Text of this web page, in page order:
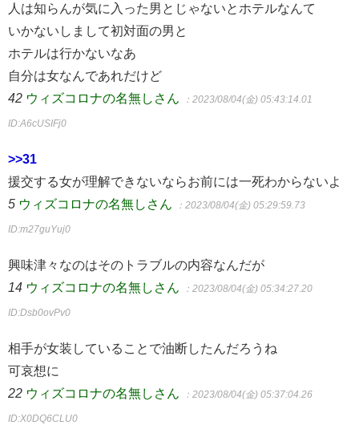
人は知らんが気に入った男とじゃないとホテルなんて
いかないしまして初対面の男と
ホテルは行かないなあ
自分は女なんであれだけど
42 ウィズコロナの名無しさん ：2023/08/04(金) 05:43:14.01
ID:A6cUSIFj0
>>31
援交する女が理解できないならお前には一死わからないよ
5 ウィズコロナの名無しさん ：2023/08/04(金) 05:29:59.73
ID:m27guYuj0
興味津々なのはそのトラブルの内容なんだが
14 ウィズコロナの名無しさん ：2023/08/04(金) 05:34:27.20
ID:Dsb0ovPv0
相手が女装していることで油断したんだろうね
可哀想に
22 ウィズコロナの名無しさん ：2023/08/04(金) 05:37:04.26
ID:X0DQ6CLU0